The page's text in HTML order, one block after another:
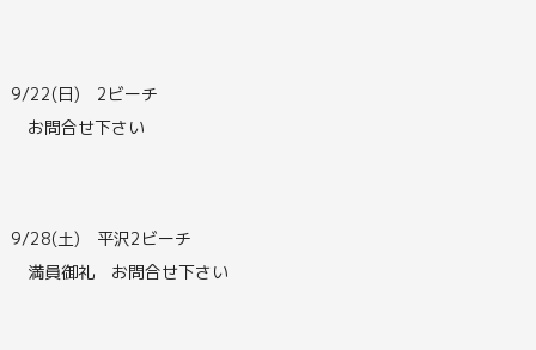
9/22(日) 2ビーチ
お問合せ下さい
9/28(土) 平沢2ビーチ
満員御礼 お問合せ下さい